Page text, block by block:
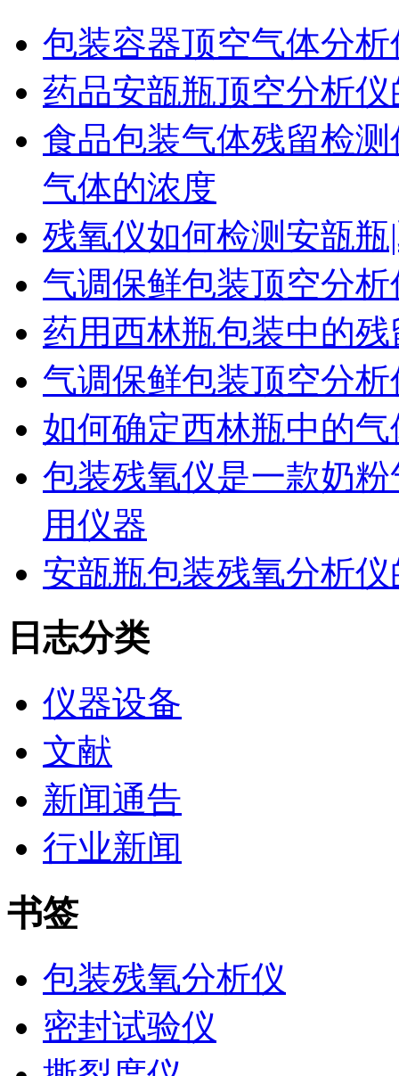
包装容器顶空气体分
药品安瓿瓶顶空分析
食品包装气体残留检
气体的浓度
残氧仪如何检测安瓿
气调保鲜包装顶空分
药用西林瓶包装中的
气调保鲜包装顶空分
如何确定西林瓶中的
包装残氧仪是一款奶
用仪器
安瓿瓶包装残氧分析
日志分类
仪器设备
文献
新闻通告
行业新闻
书签
包装残氧分析仪
密封试验仪